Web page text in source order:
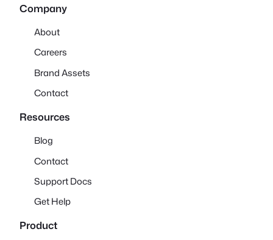
Company
About
Careers
Brand Assets
Contact
Resources
Blog
Contact
Support Docs
Get Help
Product